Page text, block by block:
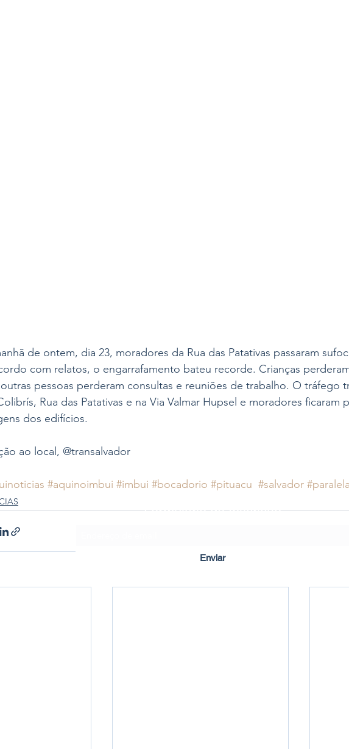
de ontem, dia 23, moradores da Rua das Patativas passaram
com relatos, o engarrafamento bateu recorde. Crianças
pessoas perderam consultas e reuniões de trabalho. O tráfego
Rua das Patativas e na Via Valmar Hupsel e moradores ficaram
dos edifícios.
ao local, @transalvador
#aquinoimbui #imbui #bocadorio #pituacu #salvador
Formulário de Inscrição
Enviar